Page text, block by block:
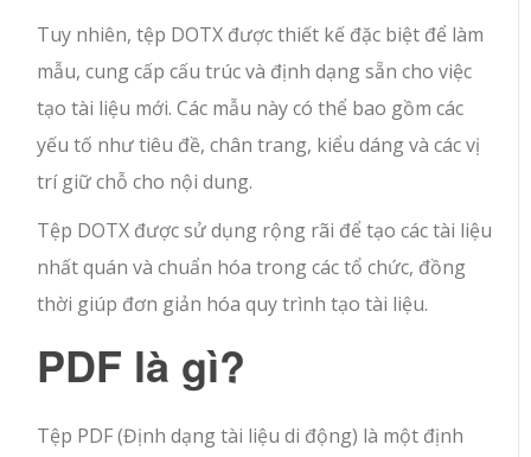
Tuy nhiên, tệp DOTX được thiết kế đặc biệt để làm
mẫu, cung cấp cấu trúc và định dạng sẵn cho việc
tạo tài liệu mới. Các mẫu này có thể bao gồm các
yếu tố như tiêu đề, chân trang, kiểu dáng và các vị
trí giữ chỗ cho nội dung.
Tệp DOTX được sử dụng rộng rãi để tạo các tài liệu
nhất quán và chuẩn hóa trong các tổ chức, đồng
thời giúp đơn giản hóa quy trình tạo tài liệu.
PDF là gì?
Tệp PDF (Định dạng tài liệu di động) là một định